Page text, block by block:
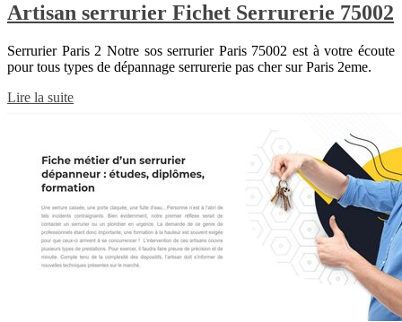
Artisan serrurier Fichet Serrurerie 75002
Serrurier Paris 2 Notre sos serrurier Paris 75002 est à votre écoute
pour tous types de dépannage serrurerie pas cher sur Paris 2eme.
Lire la suite